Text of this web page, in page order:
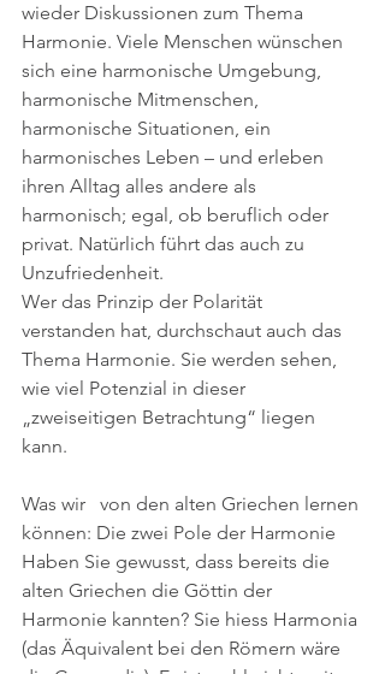
wieder Diskussionen zum Thema
Harmonie. Viele Menschen wünschen
sich eine harmonische Umgebung,
harmonische Mitmenschen,
harmonische Situationen, ein
harmonisches Leben – und erleben
ihren Alltag alles andere als
harmonisch; egal, ob beruflich oder
privat. Natürlich führt das auch zu
Unzufriedenheit.
Wer das Prinzip der Polarität
verstanden hat, durchschaut auch das
Thema Harmonie. Sie werden sehen,
wie viel Potenzial in dieser
„zweiseitigen Betrachtung“ liegen
kann.
Was wir   von den alten Griechen lernen
können: Die zwei Pole der Harmonie
Haben Sie gewusst, dass bereits die
alten Griechen die Göttin der
Harmonie kannten? Sie hiess Harmonia
(das Äquivalent bei den Römern wäre